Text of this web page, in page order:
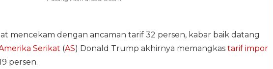
mencekam dengan ancaman tarif 32 persen, kabar baik datang
Serikat (AS) Donald Trump akhirnya memangkas tarif impor
persen.